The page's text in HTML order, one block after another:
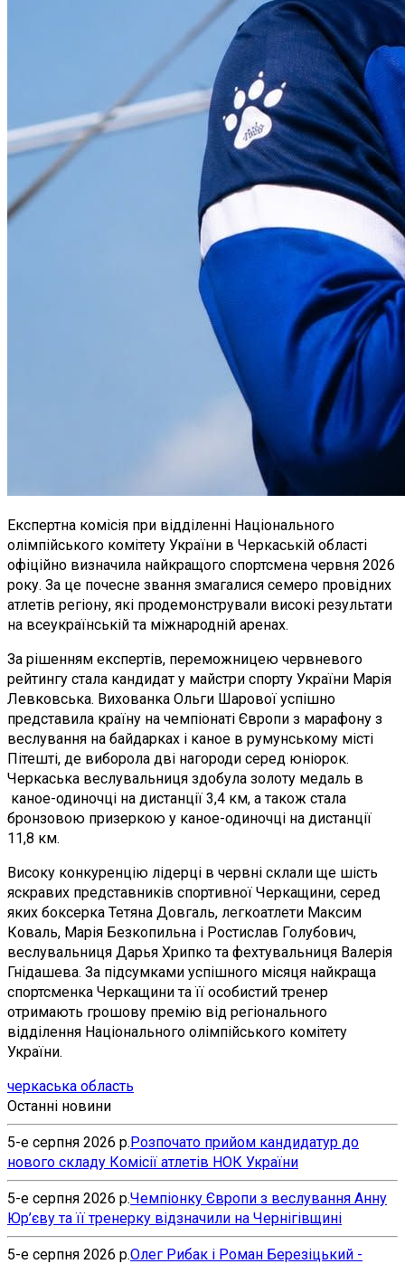
Експертна комісія при відділенні Національного
олімпійського комітету України в Черкаській області
офіційно визначила найкращого спортсмена червня 2026
року. За це почесне звання змагалися семеро провідних
атлетів регіону, які продемонстрували високі результати
на всеукраїнській та міжнародній аренах.
За рішенням експертів, переможницею червневого
рейтингу стала кандидат у майстри спорту України Марія
Левковська. Вихованка Ольги Шарової успішно
представила країну на чемпіонаті Європи з марафону з
веслування на байдарках і каное в румунському місті
Пітешті, де виборола дві нагороди серед юніорок.
Черкаська веслувальниця здобула золоту медаль в
каное-одиночці на дистанції 3,4 км, а також стала
бронзовою призеркою у каное-одиночці на дистанції
11,8 км.
Високу конкуренцію лідерці в червні склали ще шість
яскравих представників спортивної Черкащини, серед
яких боксерка Тетяна Довгаль, легкоатлети Максим
Коваль, Марія Безкопильна і Ростислав Голубович,
веслувальниця Дарья Хрипко та фехтувальниця Валерія
Гнідашева. За підсумками успішного місяця найкраща
спортсменка Черкащини та її особистий тренер
отримають грошову премію від регіонального
відділення Національного олімпійського комітету
України.
черкаська область
Останні новини
5-е серпня 2026 р.Розпочато прийом кандидатур до
нового складу Комісії атлетів НОК України
5-е серпня 2026 р.Чемпіонку Європи з веслування Анну
Юр’єву та її тренерку відзначили на Чернігівщині
5-е серпня 2026 р.Олег Рибак і Роман Березіцький -